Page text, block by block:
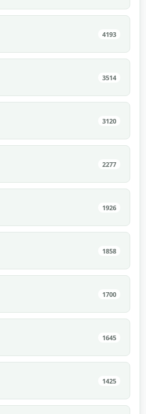
4193
3514
3120
2277
1926
1858
1700
1645
1425